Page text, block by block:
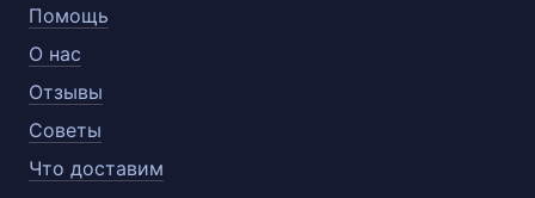
Помощь
О нас
Отзывы
Советы
Что доставим